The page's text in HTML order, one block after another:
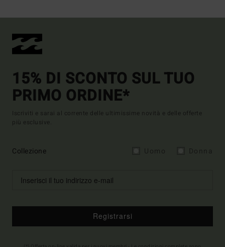
15% DI SCONTO SUL TUO
PRIMO ORDINE*
Iscriviti e sarai al corrente delle ultimissime novità e delle offerte
più esclusive.
Collezione
Registrarsi